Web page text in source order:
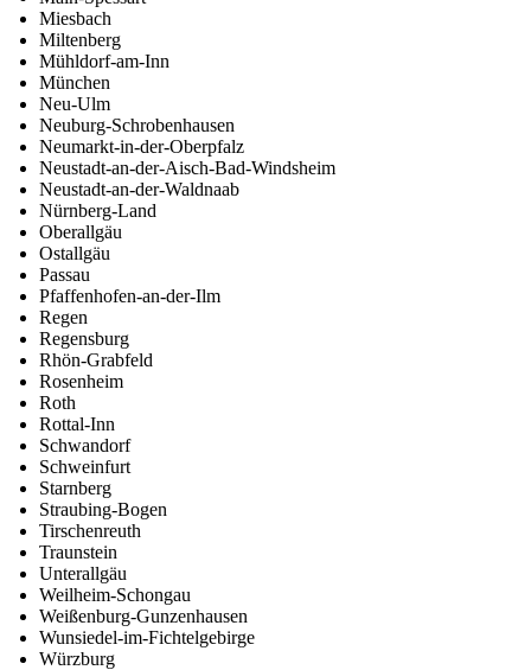
Miesbach
Miltenberg
Mühldorf-am-Inn
München
Neu-Ulm
Neuburg-Schrobenhausen
Neumarkt-in-der-Oberpfalz
Neustadt-an-der-Aisch-Bad-Windsheim
Neustadt-an-der-Waldnaab
Nürnberg-Land
Oberallgäu
Ostallgäu
Passau
Pfaffenhofen-an-der-Ilm
Regen
Regensburg
Rhön-Grabfeld
Rosenheim
Roth
Rottal-Inn
Schwandorf
Schweinfurt
Starnberg
Straubing-Bogen
Tirschenreuth
Traunstein
Unterallgäu
Weilheim-Schongau
Weißenburg-Gunzenhausen
Wunsiedel-im-Fichtelgebirge
Würzburg